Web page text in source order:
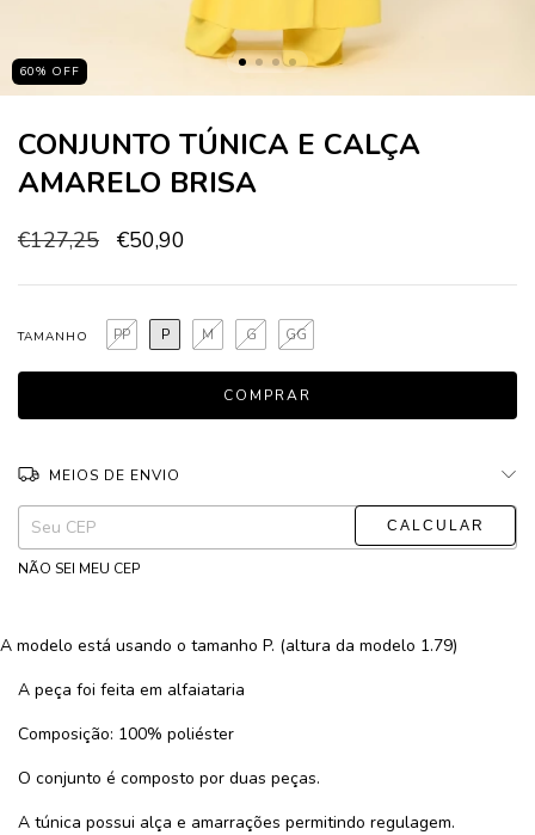
60% OFF
CONJUNTO TÚNICA E CALÇA
AMARELO BRISA
€127,25 €50,90
TAMANHO GG
G
M
P
PP
MEIOS DE ENVIO
Entregas para o CEP:
ALTERAR CEP
NÃO SEI MEU CEP
A modelo está usando o tamanho P. (altura da modelo 1.79)
A peça foi feita em alfaiataria
Composição: 100% poliéster
O conjunto é composto por duas peças.
A túnica possui alça e amarrações permitindo regulagem.